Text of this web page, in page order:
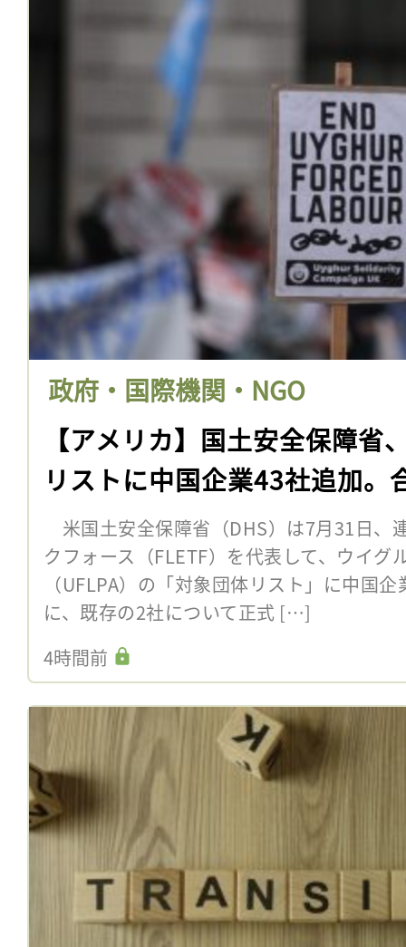
政府・国際機関・NGO
【アメリカ】国土安全保障省
リストに中国企業43社追加。
米国土安全保障省（DHS）は7月31日、
クフォース（FLETF）を代表して、ウイグ
（UFLPA）の「対象団体リスト」に中国
に、既存の2社について正式 […]
4時間前